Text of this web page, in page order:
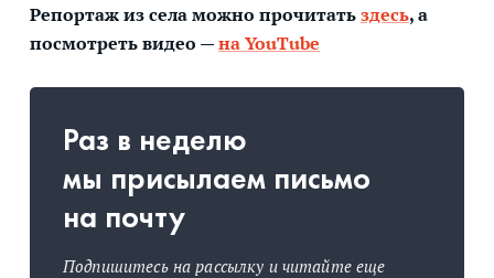
Репортаж из села можно прочитатьздесь, а
посмотреть видео —на YouTube
Раз в неделю
мы присылаем письмо
на почту
Подпишитесь на рассылку и читайте еще